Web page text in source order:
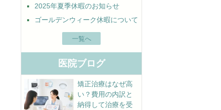
2025年夏季休暇のお知らせ
ゴールデンウィーク休暇について
一覧へ
医院ブログ
矯正治療はなぜ高
い？費用の内訳と
納得して治療を受